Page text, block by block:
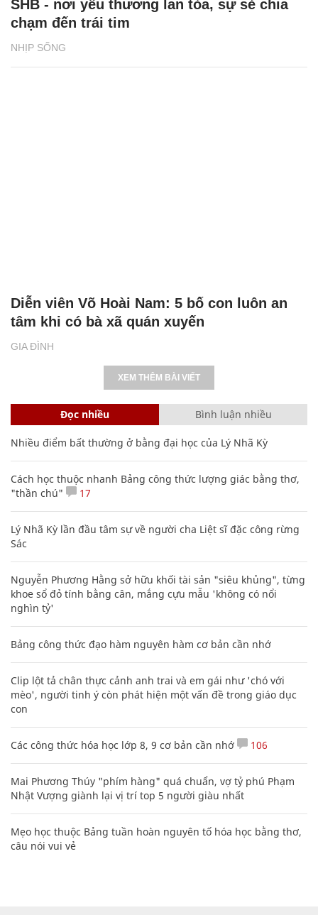
NHỊP SỐNG
SHB - nơi yêu thương lan tỏa, sự sẻ chia
chạm đến trái tim
GIA ĐÌNH
Diễn viên Võ Hoài Nam: 5 bố con luôn an
tâm khi có bà xã quán xuyến
XEM THÊM BÀI VIẾT
Đọc nhiều Bình luận nhiều
Nhiều điểm bất thường ở bằng đại học của Lý Nhã Kỳ
Cách học thuộc nhanh Bảng công thức lượng giác bằng thơ,
"thần chú"
17
Lý Nhã Kỳ lần đầu tâm sự về người cha Liệt sĩ đặc công rừng
Sác
Nguyễn Phương Hằng sở hữu khối tài sản "siêu khủng", từng
khoe sổ đỏ tính bằng cân, mắng cựu mẫu 'không có nổi
nghìn tỷ'
Bảng công thức đạo hàm nguyên hàm cơ bản cần nhớ
Clip lột tả chân thực cảnh anh trai và em gái như 'chó với
mèo', người tinh ý còn phát hiện một vấn đề trong giáo dục
con
Các công thức hóa học lớp 8, 9 cơ bản cần nhớ 106
Mai Phương Thúy "phím hàng" quá chuẩn, vợ tỷ phú Phạm
Nhật Vượng giành lại vị trí top 5 người giàu nhất
Mẹo học thuộc Bảng tuần hoàn nguyên tố hóa học bằng thơ,
câu nói vui vẻ